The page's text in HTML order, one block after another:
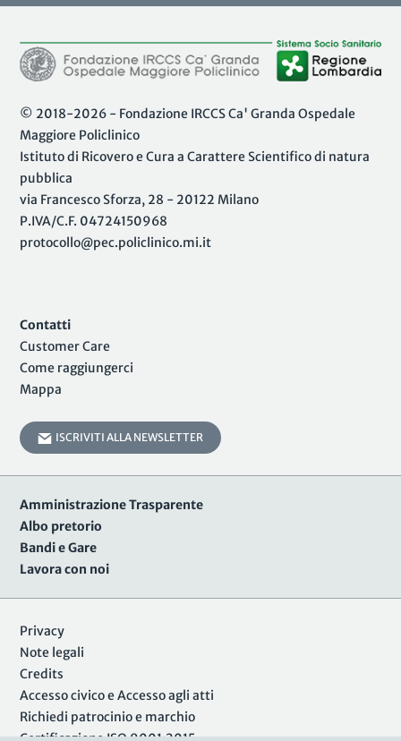
© 2018-2026 - Fondazione IRCCS Ca' Granda Ospedale
Maggiore Policlinico
Istituto di Ricovero e Cura a Carattere Scientifico di natura
pubblica
via Francesco Sforza, 28 - 20122 Milano
P.IVA/C.F. 04724150968
protocollo@pec.policlinico.mi.it
Contatti
Customer Care
Come raggiungerci
Mappa
ISCRIVITI ALLA NEWSLETTER
Amministrazione Trasparente
Albo pretorio
Bandi e Gare
Lavora con noi
Privacy
Note legali
Credits
Accesso civico e Accesso agli atti
Richiedi patrocinio e marchio